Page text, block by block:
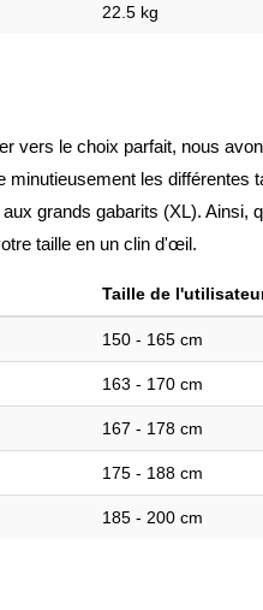
22.5 kg
vers le choix parfait, nous
les différentes
grands gabarits (XL). Ainsi,
taille en un clin d'œil.
Taille de
150 - 165 cm
163 - 170 cm
167 - 178 cm
175 - 188 cm
185 - 200 cm